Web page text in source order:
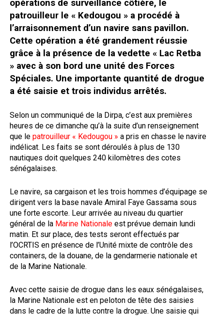
opérations de surveillance côtière, le
patrouilleur le « Kedougou » a procédé à
l’arraisonnement d’un navire sans pavillon.
Cette opération a été grandement réussie
grâce à la présence de la vedette « Lac Retba
» avec à son bord une unité des Forces
Spéciales. Une importante quantité de drogue
a été saisie et trois individus arrêtés.
Selon un communiqué de la Dirpa, c’est aux premières
heures de ce dimanche qu’à la suite d’un renseignement
que le patrouilleur « Kedougou » a pris en chasse le navire
indélicat. Les faits se sont déroulés à plus de 130
nautiques doit quelques 240 kilomètres des cotes
sénégalaises.
Le navire, sa cargaison et les trois hommes d’équipage se
dirigent vers la base navale Amiral Faye Gassama sous
une forte escorte. Leur arrivée au niveau du quartier
général de la Marine Nationale est prévue demain lundi
matin. Et sur place, des tests seront effectués par
l’OCRTIS en présence de l’Unité mixte de contrôle des
containers, de la douane, de la gendarmerie nationale et
de la Marine Nationale.
Avec cette saisie de drogue dans les eaux sénégalaises,
la Marine Nationale est en peloton de tête des saisies
dans le cadre de la lutte contre la drogue. Une saisie qui